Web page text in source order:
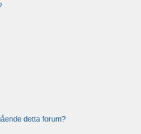
detta forum?